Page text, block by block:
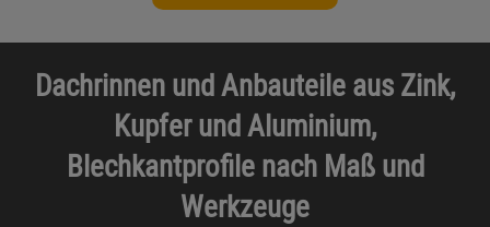
Dachrinnen und Anbauteile aus Zink,
Kupfer und Aluminium,
Blechkantprofile nach Maß und
Werkzeuge